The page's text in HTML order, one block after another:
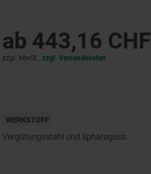
ab 443,16 CHF
zzgl. MwSt. zzgl. Versandkosten
WERKSTOFF
Vergütungsstahl und Sphäroguss.